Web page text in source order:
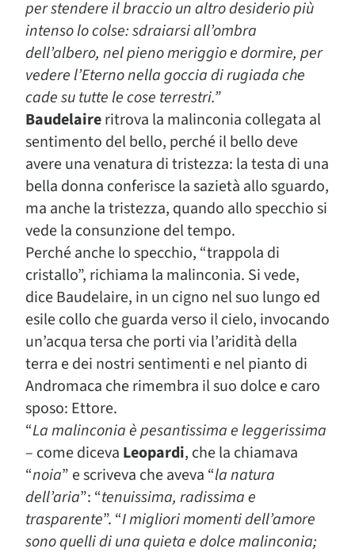
per stendere il braccio un altro desiderio più
intenso lo colse: sdraiarsi all’ombra
dell’albero, nel pieno meriggio e dormire, per
vedere l’Eterno nella goccia di rugiada che
cade su tutte le cose terrestri.”
Baudelaireritrova la malinconia collegata al
sentimento del bello, perché il bello deve
avere una venatura di tristezza: la testa di una
bella donna conferisce la sazietà allo sguardo,
ma anche la tristezza, quando allo specchio si
vede la consunzione del tempo.
Perché anche lo specchio, “trappola di
cristallo”, richiama la malinconia. Si vede,
dice Baudelaire, in un cigno nel suo lungo ed
esile collo che guarda verso il cielo, invocando
un’acqua tersa che porti via l’aridità della
terra e dei nostri sentimenti e nel pianto di
Andromaca che rimembra il suo dolce e caro
sposo: Ettore.
“La malinconia è pesantissima e leggerissima
– come diceva Leopardi, che la chiamava
“noia” e scriveva che aveva “la natura
dell’aria”: “tenuissima, radissima e
trasparente”. “I migliori momenti dell’amore
sono quelli di una quieta e dolce malinconia;